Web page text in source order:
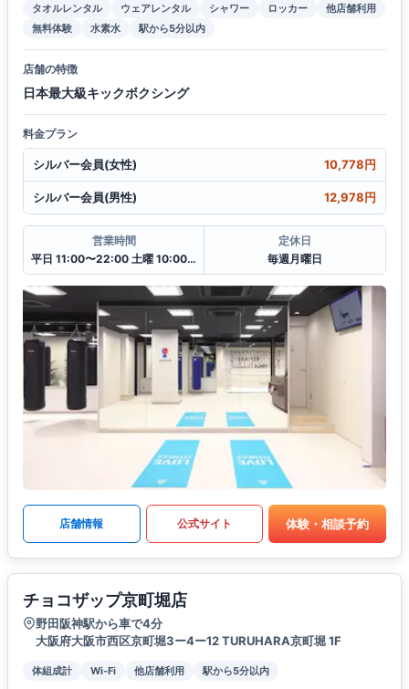
タオルレンタル ウェアレンタル シャワー ロッカー
他店舗利用
無料体験
水素水 駅から5分以内
店舗の特徴
日本最大級キックボクシング
料金プラン
シルバー会員(女性) 10,778円
シルバー会員(男性) 12,978円
営業時間
平日 11:00〜22:00 土曜 10:00〜20:00 日・祝 10:00〜18:00
定休日
毎週月曜日
店舗情報 公式サイト 体験・相談予約
チョコザップ京町堀店
野田阪神駅から車で4分
大阪府大阪市西区京町堀3ー4ー12 TURUHARA京町堀 1F
体組成計 Wi-Fi 他店舗利用 駅から5分以内